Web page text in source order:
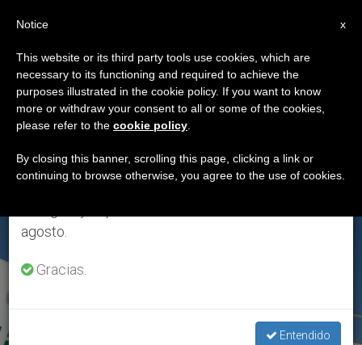
ETIQUETA
Posts Tagged ‘vuelo
Regreso Papa’
ÚLTIMAS NOTICIAS
×
Aviso importante
Del 27 de julio al 7 de agosto haremos la pausa
anual, aprovechando que en el periodo de verano
se generan menos informaciones y también el
agosto.
Gracias.
Entendido
x
Notice
This website or its third party tools use cookies, which are
necessary to its functioning and required to achieve the
purposes illustrated in the cookie policy. If you want to know
more or withdraw your consent to all or some of the cookies,
please refer to the cookie policy
By closing this banner, scrolling this page, clicking a link or
continuing to browse otherwise, you agree to the use of cookies.